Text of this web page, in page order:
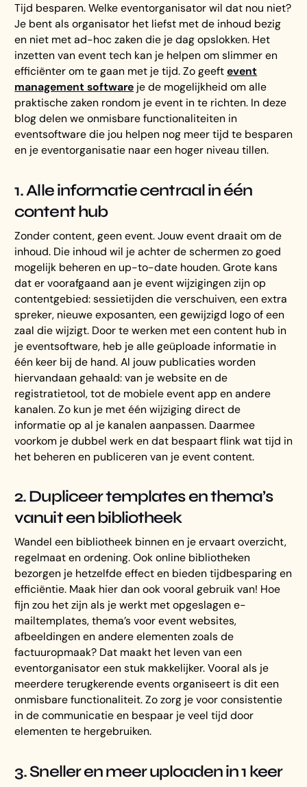
Tijd besparen. Welke eventorganisator wil dat nou niet?
Je bent als organisator het liefst met de inhoud bezig
en niet met ad-hoc zaken die je dag opslokken. Het
inzetten van event tech kan je helpen om slimmer en
efficiënter om te gaan met je tijd. Zo geeftevent
management software je de mogelijkheid om alle
praktische zaken rondom je event in te richten. In deze
blog delen we onmisbare functionaliteiten in
eventsoftware die jou helpen nog meer tijd te besparen
en je eventorganisatie naar een hoger niveau tillen.
1. Alle informatie centraal in één
content hub
Zonder content, geen event. Jouw event draait om de
inhoud. Die inhoud wil je achter de schermen zo goed
mogelijk beheren en up-to-date houden. Grote kans
dat er voorafgaand aan je event wijzigingen zijn op
contentgebied: sessietijden die verschuiven, een extra
spreker, nieuwe exposanten, een gewijzigd logo of een
zaal die wijzigt. Door te werken met een content hub in
je eventsoftware, heb je alle geüploade informatie in
één keer bij de hand. Al jouw publicaties worden
hiervandaan gehaald: van je website en de
registratietool, tot de mobiele event app en andere
kanalen. Zo kun je met één wijziging direct de
informatie op al je kanalen aanpassen. Daarmee
voorkom je dubbel werk en dat bespaart flink wat tijd in
het beheren en publiceren van je event content.
2. Dupliceer templates en thema’s
vanuit een bibliotheek
Wandel een bibliotheek binnen en je ervaart overzicht,
regelmaat en ordening. Ook online bibliotheken
bezorgen je hetzelfde effect en bieden tijdbesparing en
efficiëntie. Maak hier dan ook vooral gebruik van! Hoe
fijn zou het zijn als je werkt met opgeslagen e-
mailtemplates, thema’s voor event websites,
afbeeldingen en andere elementen zoals de
factuuropmaak? Dat maakt het leven van een
eventorganisator een stuk makkelijker. Vooral als je
meerdere terugkerende events organiseert is dit een
onmisbare functionaliteit. Zo zorg je voor consistentie
in de communicatie en bespaar je veel tijd door
elementen te hergebruiken.
3. Sneller en meer uploaden in 1 keer